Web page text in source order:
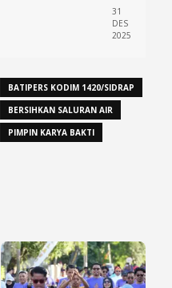
31
DES
2025
​BATIPERS KODIM 1420/SIDRAP
BERSIHKAN SALURAN AIR
PIMPIN KARYA BAKTI